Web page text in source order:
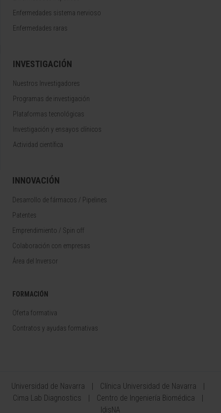
Enfermedades sistema nervioso
Enfermedades raras
INVESTIGACIÓN
Nuestros Investigadores
Programas de investigación
Plataformas tecnológicas
Investigación y ensayos clínicos
Actividad científica
INNOVACIÓN
Desarrollo de fármacos / Pipelines
Patentes
Emprendimiento / Spin off
Colaboración con empresas
Área del Inversor
FORMACIÓN
Oferta formativa
Contratos y ayudas formativas
Universidad de Navarra
Clínica Universidad de Navarra
Cima Lab Diagnostics
Centro de Ingeniería Biomédica
IdisNA